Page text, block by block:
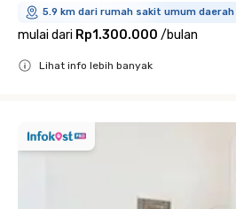
5.9 km dari rumah sakit umum
mulai dari Rp1.300.000 /bulan
Lihat info lebih banyak